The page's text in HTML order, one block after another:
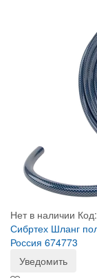
Нет в наличии
Сибртех Шланг
Россия 674773
Уведомить